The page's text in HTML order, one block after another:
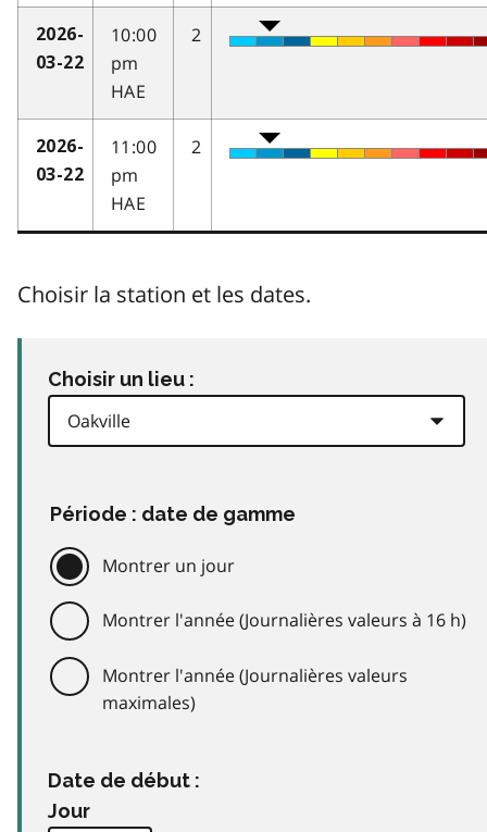
2026-
03-22
10:00
pm
HAE
2
2026-
03-22
11:00
pm
HAE
2
Choisir la station et les dates.
Choisir un lieu :
Période : date de gamme
Montrer un jour
Montrer l'année (Journalières valeurs à 16 h)
Montrer l'année (Journalières valeurs
maximales)
Date de début :
Jour